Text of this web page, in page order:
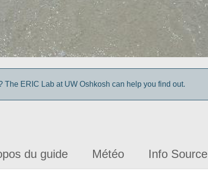
The ERIC Lab at UW Oshkosh can help you find out.
du guide Météo Info Source